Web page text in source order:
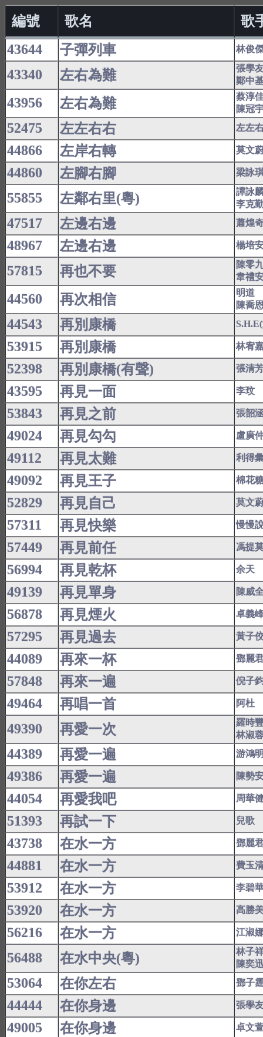
編號 歌名
歌
43644
子彈列車 林俊
43340 左右為難
張學
鄭中
43956 左右為難
蔡淳
陳冠
52475 左左右右 左左
44866 左岸右轉 莫文
44860 左腳右腳 梁詠
55855 左鄰右里(粵)
譚詠
李克
47517 左邊右邊 蕭煌
48967 左邊右邊 楊培
57815 再也不要
陳零
韋禮
44560 再次相信
明道
陳喬
44543 再別康橋
53915 再別康橋 林宥
52398 再別康橋(有聲) 張清
43595 再見一面 李玟
53843 再見之前 張韶
49024 再見勾勾 盧廣
49112 再見太難 利得
49092 再見王子 棉花
52829 再見自己 莫文
57311 再見快樂 慢慢
57449 再見前任 馮提
56994 再見乾杯 余天
49139 再見單身 陳威
56878 再見煙火 卓義
57295 再見過去 黃子
44089 再來一杯 鄧麗
57848 再來一遍 倪子
49464 再唱一首 阿杜
49390 再愛一次
羅時
林淑
44389 再愛一遍 游鴻
49386 再愛一遍 陳勢
44054 再愛我吧 周華
51393 再試一下 兒歌
43738 在水一方 鄧麗
44881 在水一方 費玉
53912 在水一方 李碧
53920 在水一方 高勝
56216 在水一方 江淑
56488 在水中央(粵)
林子
陳奕
53064 在你左右 鄧子
44444 在你身邊 張學
49005 在你身邊 卓文